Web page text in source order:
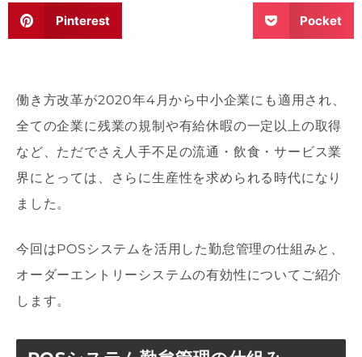
Pinterest Pocket
働き方改革が2020年4月から中小企業にも適用され、
全ての企業に残業の規制や有給休暇の一定以上の取得
など、ただでさえ人手不足の流通・飲食・サービス業
界にとっては、さらに生産性を求められる時代になり
ました。
今回はPOSシステムを活用した勤怠管理の仕組みと、
オーダーエントリーシステムの有効性についてご紹介
します。